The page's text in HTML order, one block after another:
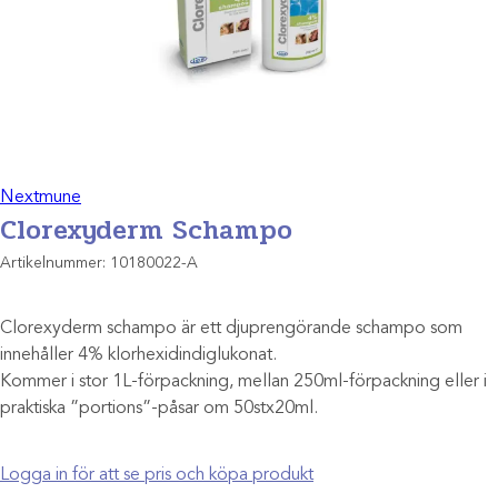
Nextmune
Clorexyderm Schampo
Artikelnummer: 10180022-A
Clorexyderm schampo är ett djuprengörande schampo som
innehåller 4% klorhexidindiglukonat.
Kommer i stor 1L-förpackning, mellan 250ml-förpackning eller i
praktiska ”portions”-påsar om 50stx20ml.
Logga in för att se pris och köpa produkt